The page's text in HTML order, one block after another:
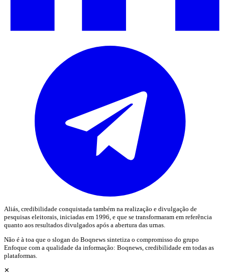
Aliás, credibilidade conquistada também na realização e divulgação de
pesquisas eleitorais, iniciadas em 1996, e que se transformaram em referência
quanto aos resultados divulgados após a abertura das urnas.
Não é à toa que o slogan do Boqnews sintetiza o compromisso do grupo
Enfoque com a qualidade da informação: Boqnews, credibilidade em todas as
plataformas.
✕